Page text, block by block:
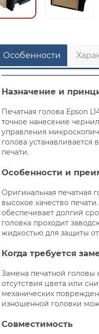
Особенности
Назначение и
Печатная голова Epson
точное нанесение
управления
голова устанавливается
печати.
Особенности и
Оригинальная печатная
высокое качество
обеспечивает долгий
головка проходит
жидкостью для защиты
Когда требуется
Замена печатной головы
отсутствия цвета или
механических
изношенной головки
Совместимость